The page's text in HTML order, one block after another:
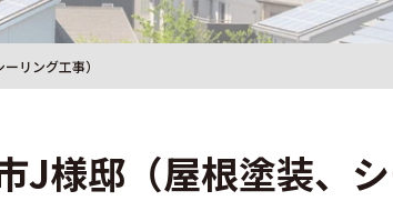
リング工事）
J様邸（屋根塗装、シ